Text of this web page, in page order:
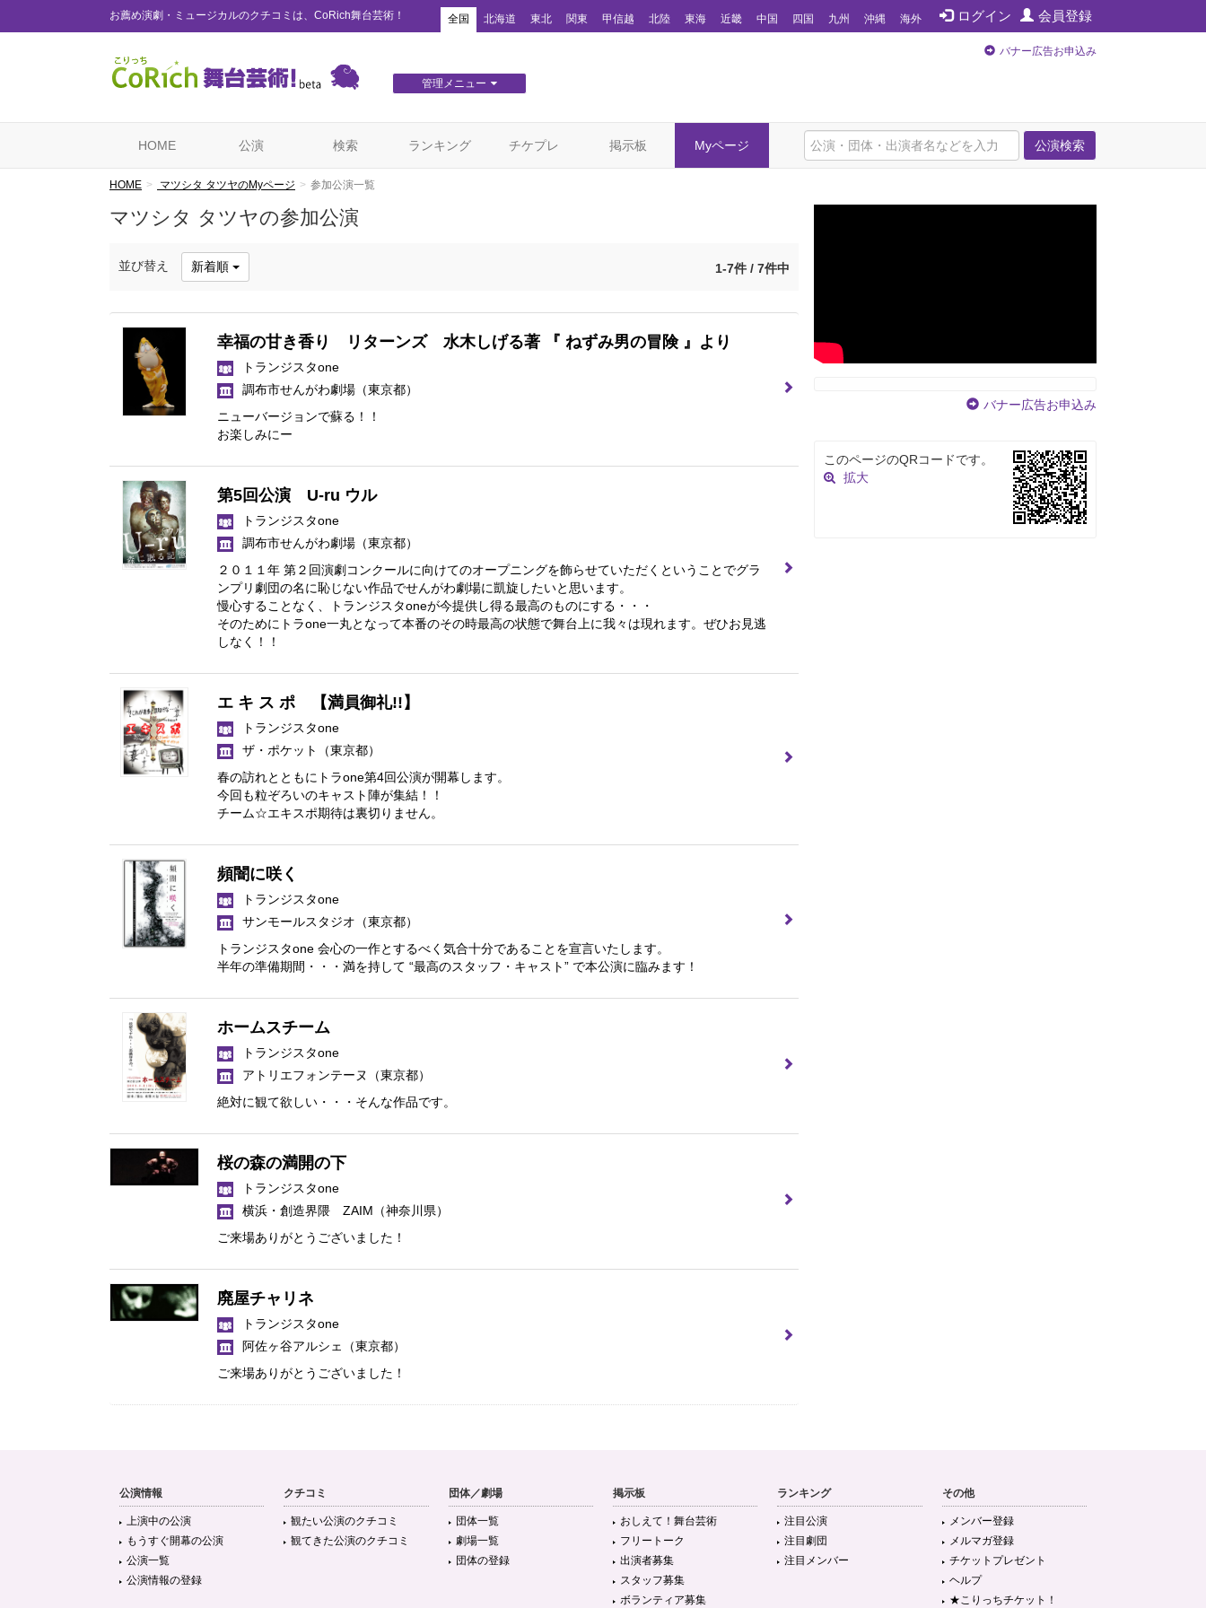
お薦め演劇・ミュージカルのクチコミは、CoRich舞台芸術！ ログイン 会員登録
全国 北海道 東北 関東 甲信越 北陸 東海 近畿 中国 四国 九州 沖縄 海外
管理メニュー
バナー広告お申込み
公演検索
HOME 公演 検索 ランキング チケプレ 掲示板 Myページ
HOME マツシタ タツヤのMyページ 参加公演一覧
マツシタ タツヤの参加公演
並び替え 新着順 1-7件 / 7件中
幸福の甘き香り リターンズ 水木しげる著 『 ねずみ男の冒険 』より
トランジスタone
調布市せんがわ劇場 （東京都）
ニューバージョンで蘇る！！
お楽しみにー
第5回公演 U-ru ウル
トランジスタone
調布市せんがわ劇場 （東京都）
２０１１年 第２回演劇コンクールに向けてのオープニングを飾らせていただくということでグラ
ンプリ劇団の名に恥じない作品でせんがわ劇場に凱旋したいと思います。
慢心することなく、トランジスタoneが今提供し得る最高のものにする・・・
そのためにトラone一丸となって本番のその時最高の状態で舞台上に我々は現れます。ぜひお見逃
しなく！！
エ キ ス ポ 【満員御礼!!】
トランジスタone
ザ・ポケット
（東京都）
春の訪れとともにトラone第4回公演が開幕します。
今回も粒ぞろいのキャスト陣が集結！！
チーム☆エキスポ期待は裏切りません。
頻闇に咲く
トランジスタone
サンモールスタジオ （東京都）
トランジスタone 会心の一作とするべく気合十分であることを宣言いたします。
半年の準備期間・・・満を持して “最高のスタッフ・キャスト” で本公演に臨みます！
ホームスチーム
トランジスタone
アトリエフォンテーヌ
（東京都）
絶対に観て欲しい・・・そんな作品です。
桜の森の満開の下
トランジスタone
横浜・創造界隈 ZAIM （神奈川県）
ご来場ありがとうございました！
廃屋チャリネ
トランジスタone
阿佐ヶ谷アルシェ
（東京都）
ご来場ありがとうございました！
バナー広告お申込み
このページのQRコードです。
拡大
公演情報
上演中の公演
もうすぐ開幕の公演
公演一覧
公演情報の登録
クチコミ
観たい公演のクチコミ
観てきた公演のクチコミ
団体／劇場
団体一覧
劇場一覧
団体の登録
掲示板
おしえて！舞台芸術
フリートーク
出演者募集
スタッフ募集
ボランティア募集
ランキング
注目公演
注目劇団
注目メンバー
その他
メンバー登録
メルマガ登録
チケットプレゼント
ヘルプ
★こりっちチケット！